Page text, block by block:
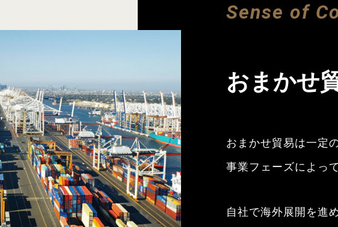
Sense of
おまかせ
おまかせ貿易は一定
事業フェーズによっ
自社で海外展開を進